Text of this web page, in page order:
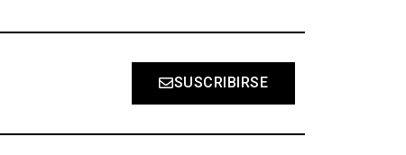
SUSCRIBIRSE